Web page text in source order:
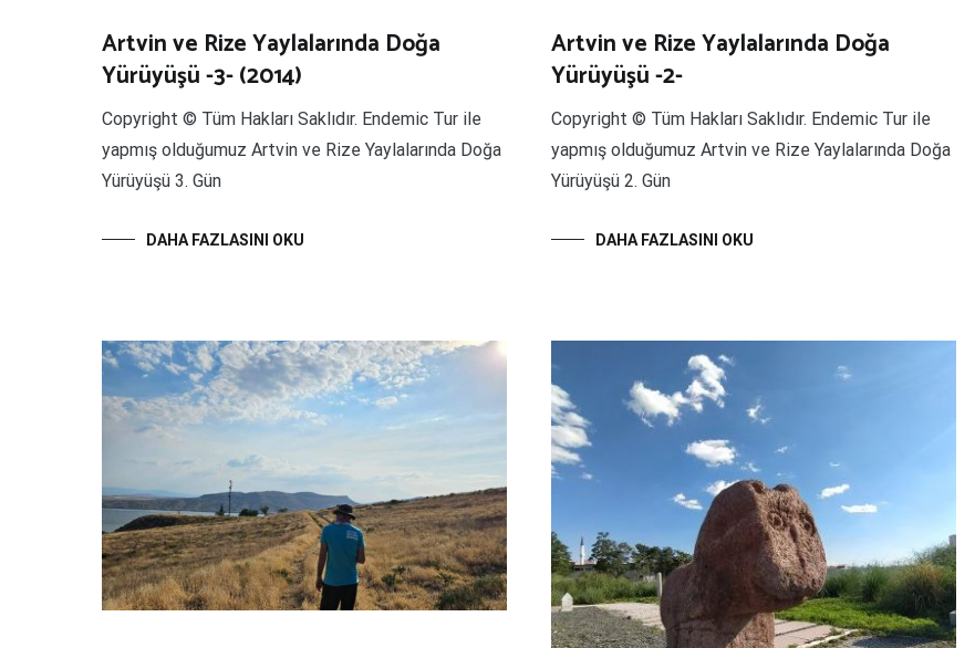
Artvin ve Rize Yaylalarında Doğa
Yürüyüşü -3- (2014)
Copyright © Tüm Hakları Saklıdır. Endemic Tur ile
yapmış olduğumuz Artvin ve Rize Yaylalarında Doğa
Yürüyüşü 3. Gün
DAHA FAZLASINI OKU
Artvin ve Rize Yaylalarında Doğa
Yürüyüşü -2-
Copyright © Tüm Hakları Saklıdır. Endemic Tur ile
yapmış olduğumuz Artvin ve Rize Yaylalarında Doğa
Yürüyüşü 2. Gün
DAHA FAZLASINI OKU